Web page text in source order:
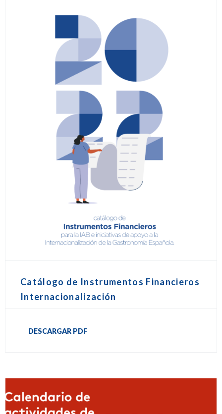
Catálogo de Instrumentos Financieros
Internacionalización
DESCARGAR PDF